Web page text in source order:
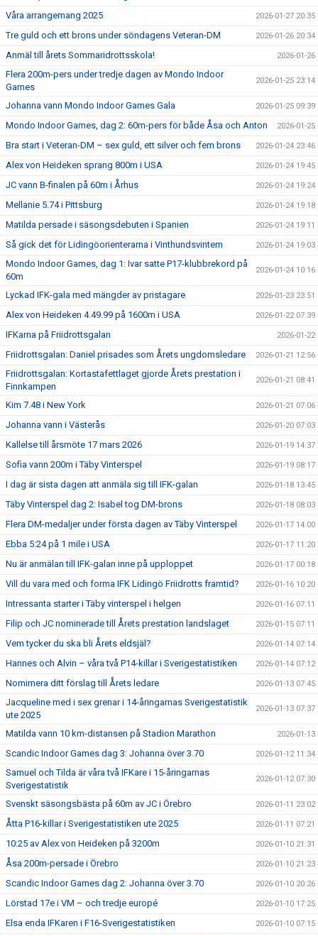
Våra arrangemang 2025 2026-01-27 20:35
Tre guld och ett brons under söndagens Veteran-DM 2026-01-26 20:34
Anmäl till årets Sommaridrottsskola! 2026-01-26
Flera 200m-pers under tredje dagen av Mondo Indoor
Games
2026-01-25 23:14
Johanna vann Mondo Indoor Games Gala 2026-01-25 09:39
Mondo Indoor Games, dag 2: 60m-pers för både Åsa och Anton 2026-01-25
Bra start i Veteran-DM – sex guld, ett silver och fem brons 2026-01-24 23:46
Alex von Heideken sprang 800m i USA 2026-01-24 19:45
JC vann B-finalen på 60m i Århus 2026-01-24 19:24
Mellanie 5.74 i Pittsburg 2026-01-24 19:18
Matilda persade i säsongsdebuten i Spanien 2026-01-24 19:11
Så gick det för Lidingöorienterarna i Vinthundsvintern 2026-01-24 19:03
Mondo Indoor Games, dag 1: Ivar satte P17-klubbrekord på
60m
2026-01-24 10:16
Lyckad IFK-gala med mängder av pristagare 2026-01-23 23:51
Alex von Heideken 4.49.99 på 1600m i USA 2026-01-22 07:39
IFKarna på Friidrottsgalan 2026-01-22
Friidrottsgalan: Daniel prisades som Årets ungdomsledare 2026-01-21 12:56
Friidrottsgalan: Kortastafettlaget gjorde Årets prestation i
Finnkampen
2026-01-21 08:41
Kim 7.48 i New York 2026-01-21 07:06
Johanna vann i Västerås 2026-01-20 07:03
Kallelse till årsmöte 17 mars 2026 2026-01-19 14:37
Sofia vann 200m i Täby Vinterspel 2026-01-19 08:17
I dag är sista dagen att anmäla sig till IFK-galan 2026-01-18 13:45
Täby Vinterspel dag 2: Isabel tog DM-brons 2026-01-18 08:03
Flera DM-medaljer under första dagen av Täby Vinterspel 2026-01-17 14:00
Ebba 5:24 på 1 mile i USA 2026-01-17 11:20
Nu är anmälan till IFK-galan inne på upploppet 2026-01-17 00:18
Vill du vara med och forma IFK Lidingö Friidrotts framtid? 2026-01-16 10:20
Intressanta starter i Täby vinterspel i helgen 2026-01-16 07:11
Filip och JC nominerade till Årets prestation landslaget 2026-01-15 07:11
Vem tycker du ska bli Årets eldsjäl? 2026-01-14 07:14
Hannes och Alvin – våra två P14-killar i Sverigestatistiken 2026-01-14 07:12
Nomimera ditt förslag till Årets ledare 2026-01-13 07:45
Jacqueline med i sex grenar i 14-åringarnas Sverigestatistik
ute 2025
2026-01-13 07:37
Matilda vann 10 km-distansen på Stadion Marathon 2026-01-13
Scandic Indoor Games dag 3: Johanna över 3.70 2026-01-12 11:34
Samuel och Tilda är våra två IFKare i 15-åringarnas
Sverigestatistik
2026-01-12 07:30
Svenskt säsongsbästa på 60m av JC i Örebro 2026-01-11 23:02
Åtta P16-killar i Sverigestatistiken ute 2025 2026-01-11 07:21
10:25 av Alex von Heideken på 3200m 2026-01-10 21:31
Åsa 200m-persade i Örebro 2026-01-10 21:23
Scandic Indoor Games dag 2: Johanna över 3.70 2026-01-10 20:26
Lörstad 17e i VM – och tredje europé 2026-01-10 17:25
Elsa enda IFKaren i F16-Sverigestatistiken 2026-01-10 07:15